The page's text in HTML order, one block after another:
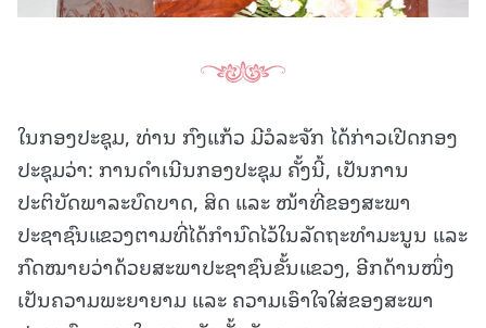
ໃນກອງປະຊຸມ, ທ່ານ ກົງແກ້ວ ມີວໍລະຈັກ ໄດ້ກ່າວເປີດກອງ
ປະຊຸມວ່າ: ການດໍາເນີນກອງປະຊຸມ ຄັ້ງນີ້, ເປັນການ
ປະຕິບັດພາລະບົດບາດ, ສິດ ແລະ ໜ້າທີ່ຂອງສະພາ
ປະຊາຊົນແຂວງຕາມທີ່ໄດ້ກໍານົດໄວ້ໃນລັດຖະທໍາມະນູນ ແລະ
ກົດໝາຍວ່າດ້ວຍສະພາປະຊາຊົນຂັ້ນແຂວງ, ອີກດ້ານໜຶ່ງ
ເປັນຄວາມພະຍາຍາມ ແລະ ຄວາມເອົາໃຈໃສ່ຂອງສະພາ